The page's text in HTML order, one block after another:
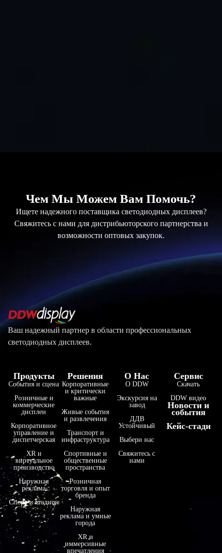
Чем Мы Можем Вам Помочь?
Ищете надежного поставщика светодиодных дисплеев?
Свяжитесь с нами для дистрибьюторского партнерства и
возможности оптовых закупок.
Ваш надежный партнер в области профессиональных
светодиодных дисплеев.
Продукты
События и сцена
Розничные и
коммерческие
дисплеи
Корпоративное
управление и
диспетчерская
XR и
виртуальное
производство
Наружная
реклама
Спорт и стадион
Решения
Корпоративные
и критически
важные
Живые события
и развлечения
Транспорт и
инфраструктура
Спортивные и
общественные
пространства
Розничная
торговля и опыт
бренда
Наружная
реклама и умные
города
XR и
иммерсивные
впечатления
О Нас
О DDW
Экскурсия на
завод
ДДВ
Устойчивый
Выбери нас
Свяжитесь с
нами
Сервис
Скачать
DDW видео
Новости и
события
Кейс-стади